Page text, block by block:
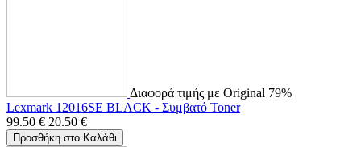
Διαφορά τιμής με Original 79%
Lexmark 12016SE BLACK - Συμβατό Toner
99.50 € 20.50 €
Προσθήκη στο Καλάθι